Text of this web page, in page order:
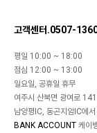
고객센터.0507-
평일 10:00 ~ 18:00
점심 12:00 ~ 13:00
일요일, 공휴일 휴무
여주시 산북면 광여로
남양평IC, 동곤지암IC에
BANK ACCOUNT 케이